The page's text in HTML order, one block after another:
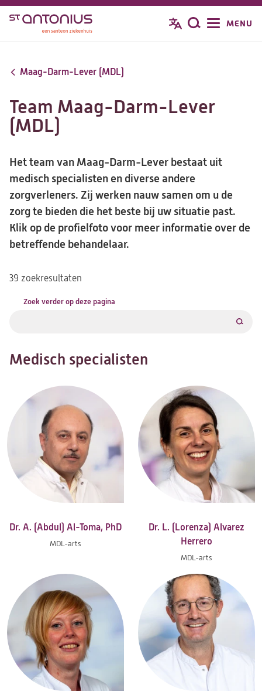
Overslaan
inhoud
Zoeken
MENU
Maag-Darm-Lever (MDL)
Team Maag-Darm-Lever
(MDL)
Het team van Maag-Darm-Lever bestaat uit
medisch specialisten en diverse andere
zorgverleners. Zij werken nauw samen om u de
zorg te bieden die het beste bij uw situatie past.
Klik op de profielfoto voor meer informatie over de
betreffende behandelaar.
39 zoekresultaten
Zoek verder op deze pagina
Medisch specialisten
Dr. A. (Abdul) Al-Toma, PhD
MDL-arts
Dr. L. (Lorenza) Alvarez
Herrero
MDL-arts